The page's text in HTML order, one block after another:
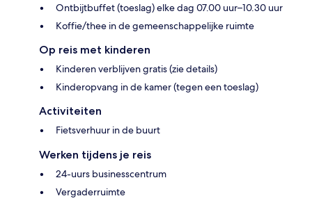
Ontbijtbuffet (toeslag) elke dag 07.00 uur–10.30 uur
Koffie/thee in de gemeenschappelijke ruimte
Op reis met kinderen
Kinderen verblijven gratis (zie details)
Kinderopvang in de kamer (tegen een toeslag)
Activiteiten
Fietsverhuur in de buurt
Werken tijdens je reis
24-uurs businesscentrum
Vergaderruimte